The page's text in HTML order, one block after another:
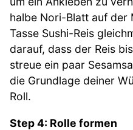
halbe Nori-Blatt auf
Tasse Sushi-Reis
darauf, dass der Reis
streue ein paar
die Grundlage deiner
Roll.
Step 4: Rolle formen